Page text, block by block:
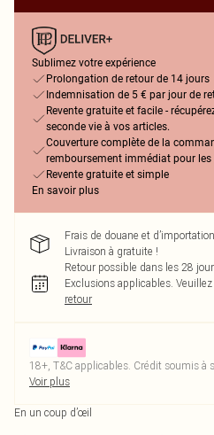
Sublimez votre expérience
Prolongation de retour de 14 jours
Indemnisation de 5 € par jour de
Revente gratuite et facile -
seconde vie à vos articles.
Couverture complète de la
remboursement immédiat pour
Revente gratuite et simple
En savoir plus
Frais de douane et
Livraison à gratuite !
Retour possible dans les 28
Exclusions applicables.
retour
18+, T&C applicables. Crédit soumis à
Voir plus
En un coup d’œil